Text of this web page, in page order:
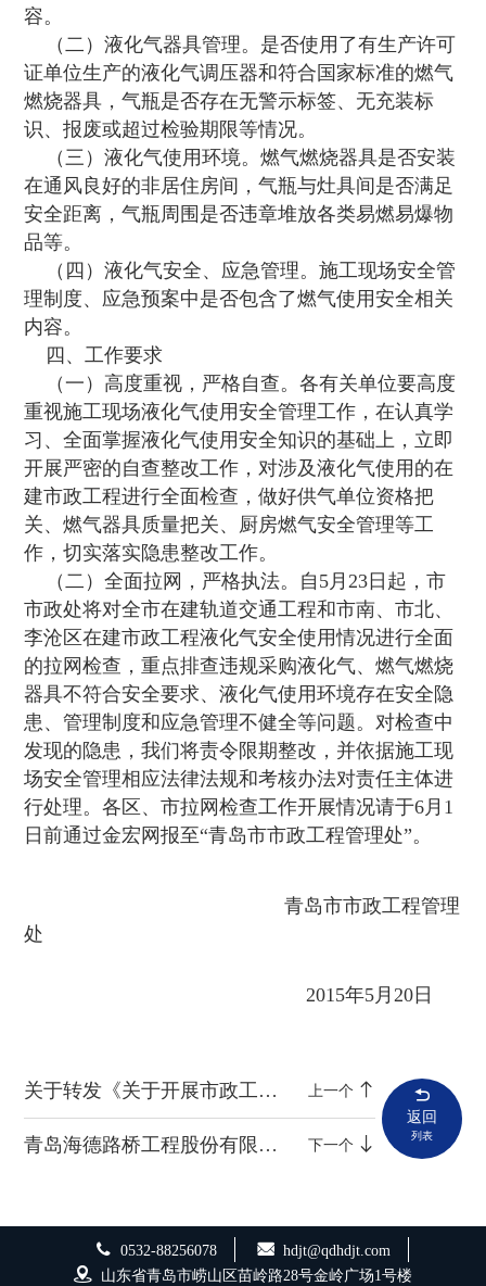
容。
（二）液化气器具管理。是否使用了有生产许可
证单位生产的液化气调压器和符合国家标准的燃气
燃烧器具，气瓶是否存在无警示标签、无充装标
识、报废或超过检验期限等情况。
（三）液化气使用环境。燃气燃烧器具是否安装
在通风良好的非居住房间，气瓶与灶具间是否满足
安全距离，气瓶周围是否违章堆放各类易燃易爆物
品等。
（四）液化气安全、应急管理。施工现场安全管
理制度、应急预案中是否包含了燃气使用安全相关
内容。
四、工作要求
（一）高度重视，严格自查。各有关单位要高度
重视施工现场液化气使用安全管理工作，在认真学
习、全面掌握液化气使用安全知识的基础上，立即
开展严密的自查整改工作，对涉及液化气使用的在
建市政工程进行全面检查，做好供气单位资格把
关、燃气器具质量把关、厨房燃气安全管理等工
作，切实落实隐患整改工作。
（二）全面拉网，严格执法。自5月23日起，市
市政处将对全市在建轨道交通工程和市南、市北、
李沧区在建市政工程液化气安全使用情况进行全面
的拉网检查，重点排查违规采购液化气、燃气燃烧
器具不符合安全要求、液化气使用环境存在安全隐
患、管理制度和应急管理不健全等问题。对检查中
发现的隐患，我们将责令限期整改，并依据施工现
场安全管理相应法律法规和考核办法对责任主体进
行处理。各区、市拉网检查工作开展情况请于6月1
日前通过金宏网报至“青岛市市政工程管理处”。
青岛市市政工程管理
处
2015年5月20日
关于转发《关于开展市政工程及城市轨道交通工程落实施工方案专项行动实施方案》的通知 上一个
青岛海德路桥工程股份有限公司 2015年“安全生产月”活动方案 下一个
返回
列表
0532-88256078
hdjt@qdhdjt.com
山东省青岛市崂山区苗岭路28号金岭广场1号楼